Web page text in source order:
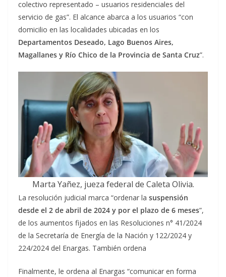
colectivo representado – usuarios residenciales del
servicio de gas”. El alcance abarca a los usuarios “con
domicilio en las localidades ubicadas en los
Departamentos Deseado, Lago Buenos Aires,
Magallanes y Río Chico de la Provincia de Santa Cruz”.
Marta Yañez, jueza federal de Caleta Olivia.
La resolución judicial marca “ordenar la suspensión
desde el 2 de abril de 2024 y por el plazo de 6 meses”,
de los aumentos fijados en las Resoluciones n° 41/2024
de la Secretaría de Energía de la Nación y 122/2024 y
224/2024 del Enargas. También ordena
Finalmente, le ordena al Enargas “comunicar en forma